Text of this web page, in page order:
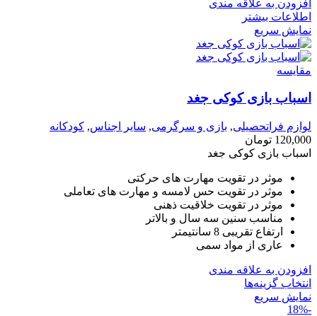
افزودن به علاقه مندی
اطلاعات بیشتر
نمایش سریع
مقايسه
اسباب بازی کوکی جغد
لوازم فراتحصیلی, بازی و سرگرمی, سایر اجناس, کودکانه
120,000 تومان
اسباب بازی کوکی جغد
موثر در تقویت مهارت های حرکتی
موثر در تقویت حس لامسه و مهارت های تعاملی
موثر در تقویت خلاقیت ذهنی
مناسب سنین سه سال و بالاتر
ارتفاع تقریبی 8 سانتیمتر
عاری از مواد سمی
افزودن به علاقه مندی
انتخاب گزینه‌ها
نمایش سریع
-18%